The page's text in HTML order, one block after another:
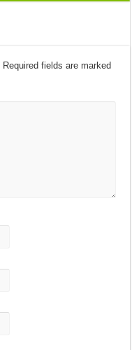
Required fields are marked